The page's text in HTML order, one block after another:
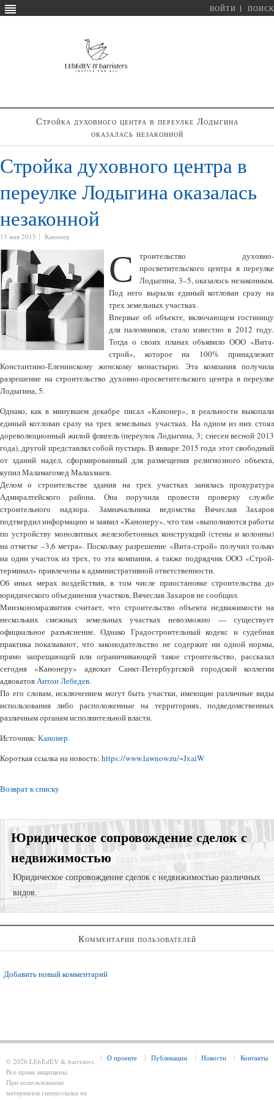
ВОЙТИ ПОИСК
Стройка духовного центра в переулке Лодыгина
оказалась незаконной
Стройка духовного центра в
переулке Лодыгина оказалась
незаконной
13 мая 2015 Канонер
С
троительство духовно-
просветительского центра в переулке
Лодыгина, 3–5, оказалось незаконным.
Под него вырыли единый котлован сразу на
трех земельных участках.
Впервые об объекте, включающем гостиницу
для паломников, стало известно в 2012 году.
Тогда о своих планах объявило ООО «Вита-
строй», которое на 100% принадлежит
Константино-Еленинскому женскому монастырю. Эта компания получила
разрешение на строительство духовно-просветительского центра в переулке
Лодыгина, 5.
Однако, как в минувшем декабре писал «Канонер», в реальности выкопали
единый котлован сразу на трех земельных участках. На одном из них стоял
дореволюционный жилой флигель (переулок Лодыгина, 3; снесен весной 2013
года), другой представлял собой пустырь. В январе 2015 года этот свободный
от зданий надел, сформированный для размещения религиозного объекта,
купил Маламагомед Малахмаев.
Делом о строительстве здания на трех участках занялась прокуратура
Адмиралтейского района. Она поручила провести проверку службе
строительного надзора. Замначальника ведомства Вячеслав Захаров
подтвердил информацию и заявил «Канонеру», что там «выполняются работы
по устройству монолитных железобетонных конструкций (стены и колонны)
на отметке –3,6 метра». Поскольку разрешение «Вита-строй» получил только
на один участок из трех, то эта компания, а также подрядчик ООО «Строй-
терминал» привлечены к административной ответственности.
Об иных мерах воздействия, в том числе приостановке строительства до
юридического объединения участков, Вячеслав Захаров не сообщил.
Минэкономразвития считает, что строительство объекта недвижимости на
нескольких смежных земельных участках невозможно — существует
официальное разъяснение. Однако Градостроительный кодекс и судебная
практика показывают, что законодательство не содержит ни одной нормы,
прямо запрещающей или ограничивающей такое строительство, рассказал
сегодня «Канонеру» адвокат Санкт-Петербургской городской коллегии
адвокатовАнтон Лебедев.
По его словам, исключением могут быть участки, имеющие различные виды
использования либо расположенные на территориях, подведомственных
различным органам исполнительной власти.
Источник: Канонер
Короткая ссылка на новость: https://www.lawnow.ru/~JxaiW
Возврат к списку
Юридическое сопровождение сделок с
недвижимостью
Юридическое сопровождение сделок с недвижимостью различных
видов.
Суд за самовольную постройку;
Юридическая проверка объекта недвижимости для сделки;
Комментарии пользователей
Добавить новый комментарий
О проекте Публикации Новости Контакты
© 2026 LEbEdEV & barristers.
Все права защищены.
При использовании
материалов гиперссылка на